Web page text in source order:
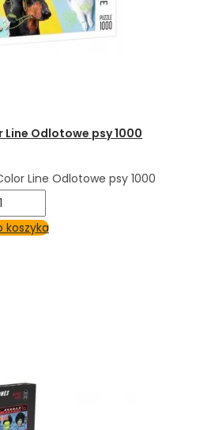
Line Odlotowe psy 1000
Line Odlotowe psy 1000
koszyka